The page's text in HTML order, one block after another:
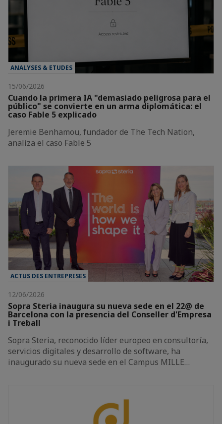
ANALYSES & ETUDES
15/06/2026
Cuando la primera IA "demasiado peligrosa para el
público" se convierte en un arma diplomática: el
caso Fable 5 explicado
Jeremie Benhamou, fundador de The Tech Nation,
analiza el caso Fable 5
ACTUS DES ENTREPRISES
12/06/2026
Sopra Steria inaugura su nueva sede en el 22@ de
Barcelona con la presencia del Conseller d'Empresa
i Treball
Sopra Steria, reconocido líder europeo en consultoría,
servicios digitales y desarrollo de software, ha
inaugurado su nueva sede en el Campus MILLE…